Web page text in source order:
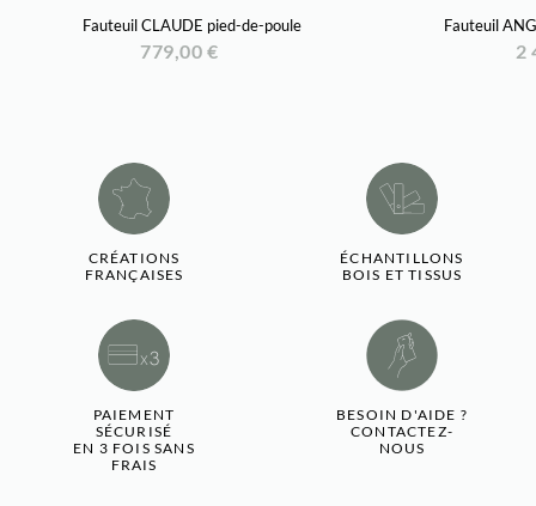
Fauteuil CLAUDE pied-de-poule
779,00 €
Fauteuil
2
CRÉATIONS
FRANÇAISES
ÉCHANTILLONS
BOIS ET TISSUS
PAIEMENT
SÉCURISÉ
EN 3 FOIS SANS
FRAIS
BESOIN D'AIDE ?
CONTACTEZ-
NOUS